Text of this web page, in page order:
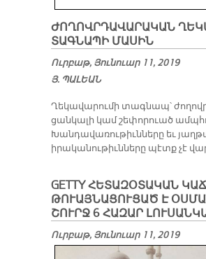
ԺՈՂՈՎՐԴԱՎԱՐԱԿԱՆ
ՏԱԳՆԱՊԻ ՄԱՍԻՆ
Ուրբաթ, Յունուար 11, 2019
Յ. ՊԱԼԵԱՆ
Ղեկավարումի տագնապ՝
ցանկալի կամ շեփորուած
Խանդավառութիւնները եւ
իրականութիւնները պէտք չէ
GETTY ՀԵՏԱԶՕՏԱԿԱՆ
ԹՈՒԱՅՆԱՑՈՒՑԱԾ Է
ՇՈՒՐՋ 6 ՀԱԶԱՐ
Ուրբաթ, Յունուար 11, 2019